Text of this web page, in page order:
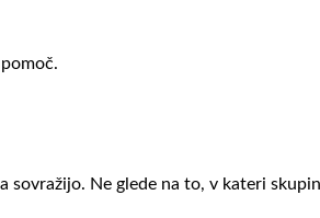
Ne glede na to, v kateri